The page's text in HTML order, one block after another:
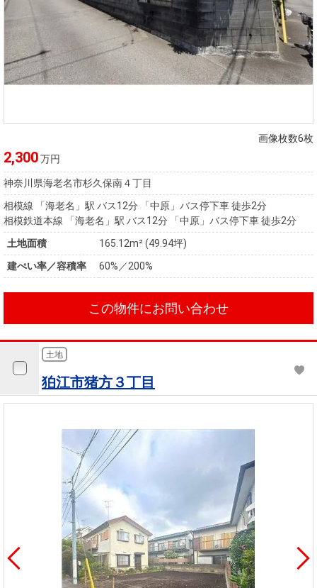
画像枚数6枚
2,300万円
神奈川県海老名市杉久保南４丁目
相模線 「海老名」駅 バス12分 「中原」バス停下車 徒歩2分
相模鉄道本線 「海老名」駅 バス12分 「中原」バス停下車 徒歩2分
土地面積
165.12m² (49.94坪)
建ぺい率／容積率
60%／200%
この物件にお問い合わせ
土地
狛江市猪方３丁目